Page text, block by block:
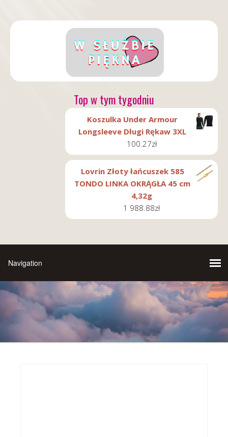
Top w tym tygodniu
Koszulka Under Armour
Longsleeve Długi Rękaw 3XL
100.27zł
Lovrin Złoty łańcuszek 585
TONDO LINKA OKRĄGŁA 45 cm
4,32g
1 988.88zł